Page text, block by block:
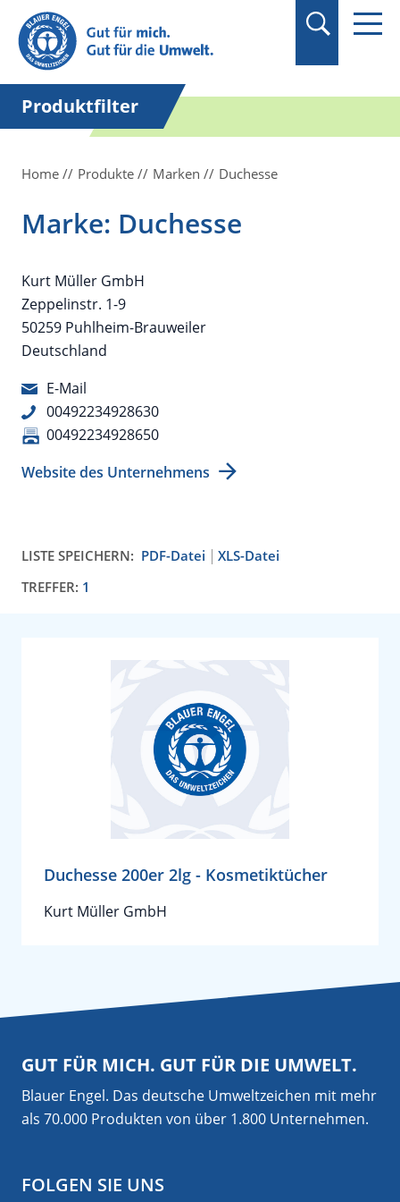
Suchbegriff in
Anführungszeichen
setzen.
Produktfilter
Home Produkte Marken Duchesse
Marke: Duchesse
Kurt Müller GmbH
Zeppelinstr. 1-9
50259 Puhlheim-Brauweiler
Deutschland
E-Mail
00492234928630
00492234928650
Website des Unternehmens
LISTE SPEICHERN: PDF-Datei
XLS-Datei
TREFFER: 1
Duchesse 200er 2lg - Kosmetiktücher
Kurt Müller GmbH
GUT FÜR MICH. GUT FÜR DIE UMWELT.
Blauer Engel. Das deutsche Umweltzeichen mit mehr
als 70.000 Produkten von über 1.800 Unternehmen.
FOLGEN SIE UNS